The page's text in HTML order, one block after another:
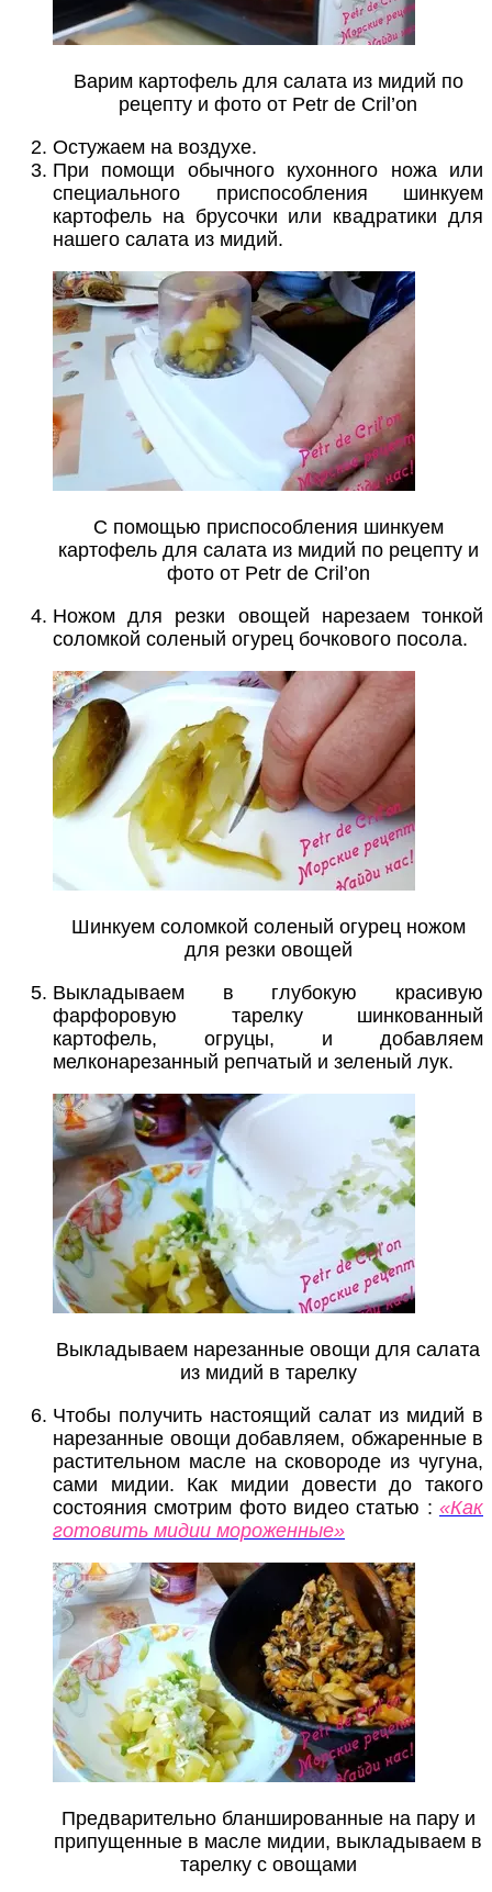
Варим картофель для салата из мидий по
рецепту и фото от Petr de Cril’on
Остужаем на воздухе.
При помощи обычного кухонного ножа или
специального приспособления шинкуем
картофель на брусочки или квадратики для
нашего салата из мидий.
С помощью приспособления шинкуем
картофель для салата из мидий по рецепту и
фото от Petr de Cril’on
Ножом для резки овощей нарезаем тонкой
соломкой соленый огурец бочкового посола.
Шинкуем соломкой соленый огурец ножом
для резки овощей
Выкладываем в глубокую красивую
фарфоровую тарелку шинкованный
картофель, огруцы, и добавляем
мелконарезанный репчатый и зеленый лук.
Выкладываем нарезанные овощи для салата
из мидий в тарелку
Чтобы получить настоящий салат из мидий в
нарезанные овощи добавляем, обжаренные в
растительном масле на сковороде из чугуна,
сами мидии. Как мидии довести до такого
состояния смотрим фото видео статью : «Как
готовить мидии мороженные»
Предварительно бланшированные на пару и
припущенные в масле мидии, выкладываем в
тарелку с овощами